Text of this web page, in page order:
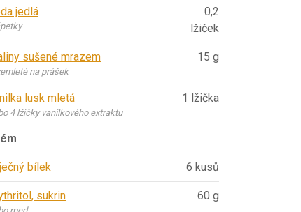
jedlá
0,2
lžiček
sušené mrazem
na prášek
15 g
lusk mletá
4 lžičky vanilkového extraktu
1 lžička
bílek 6 kusů
sukrin 60 g